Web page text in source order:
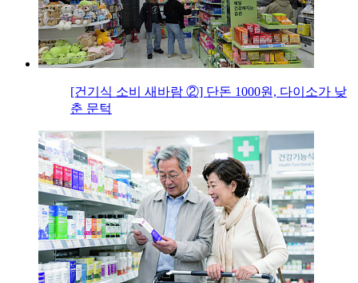
[건기식 소비 새바람 ②] 단돈 1000원, 다이소가 낮
춘 문턱